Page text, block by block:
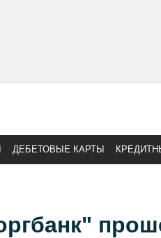
ДЕБЕТОВЫЕ КАРТЫ